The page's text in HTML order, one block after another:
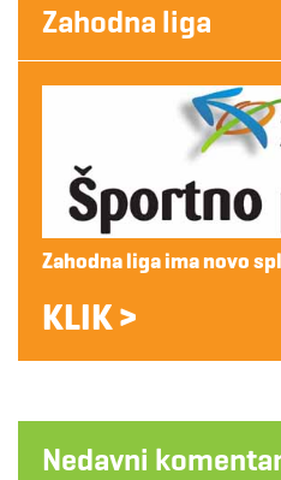
Zahodna liga
Zahodna liga ima novo
KLIK >
Nedavni